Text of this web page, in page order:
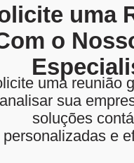
uma
o
uma reunião
analisar sua
soluções
personalizadas e